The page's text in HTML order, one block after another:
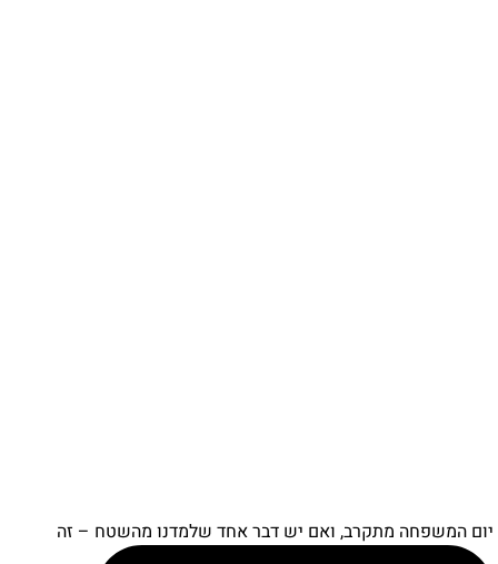
המשפחה מתקרב, ואם יש דבר אחד שלמדנו מהשטח – זה